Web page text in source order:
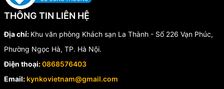
THÔNG TIN LIÊN HỆ
Địa chỉ: Khu văn phòng Khách sạn La Thành - Số 226 Vạn Phúc,
Phường Ngọc Hà, TP. Hà Nội.
Điện thoại:0868576403
Email: kynkovietnam@gmail.com